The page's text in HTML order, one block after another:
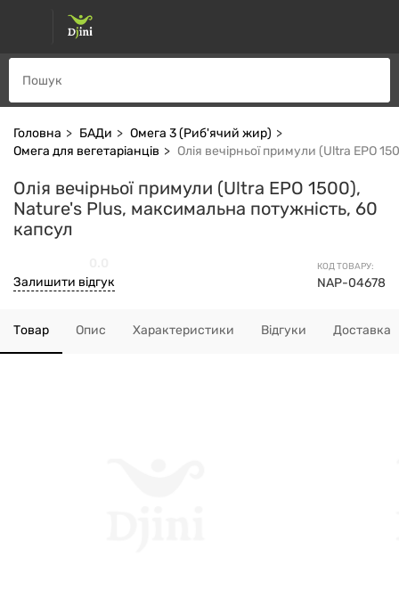
Головна БАДи
Омега 3 (Риб'ячий жир)
Омега для вегетаріанців
Олія вечірньої примули (Ultra EPO
Олія вечірньої примули (Ultra EPO 1500),
Nature's Plus, максимальна потужність, 60
капсул
КОД ТОВАРУ:
NAP-04678
Залишити відгук
Товар Опис Характеристики Відгуки Доставка